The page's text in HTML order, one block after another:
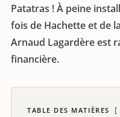
Patatras ! À peine
fois de Hachette et de
Arnaud Lagardère est
financière.
TABLE DES MATIÈRES